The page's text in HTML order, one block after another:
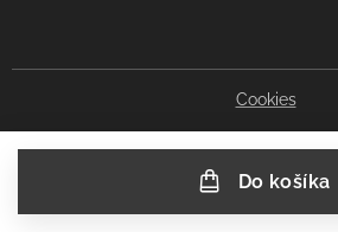
Do košíka
Cookies